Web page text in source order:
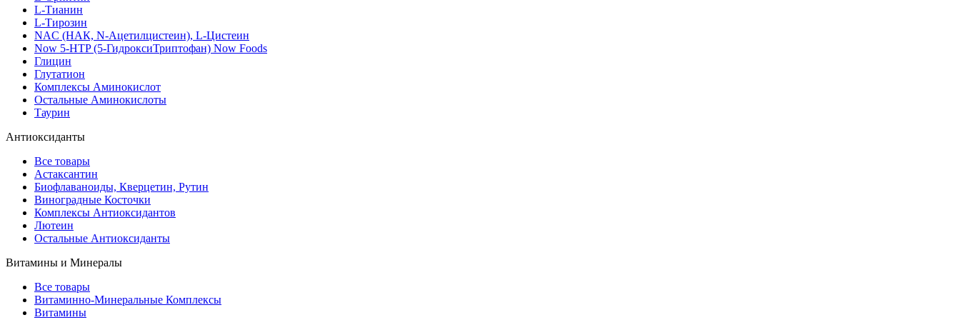
L-Тианин
L-Тирозин
NAC (НАК, N-Ацетилцистеин), L-Цистеин
Now 5-HTP (5-ГидроксиТриптофан) Now Foods
Глицин
Глутатион
Комплексы Аминокислот
Остальные Аминокислоты
Таурин
Антиоксиданты
Все товары
Астаксантин
Биофлаваноиды, Кверцетин, Рутин
Виноградные Косточки
Комплексы Антиоксидантов
Лютеин
Остальные Антиоксиданты
Витамины и Минералы
Все товары
Витаминно-Минеральные Комплексы
Витамины